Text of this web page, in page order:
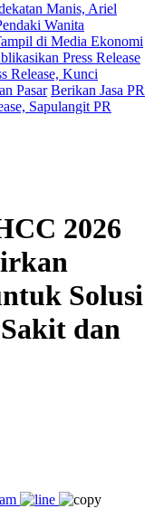
Manis, Ariel
Wanita
di Media Ekonomi
Press Release
Release, Kunci
Pasar Berikan Jasa PR
Sapulangit PR
2026
Solusi
dan